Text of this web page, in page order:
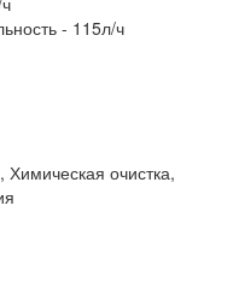
- 115л/ч
Химическая очистка,